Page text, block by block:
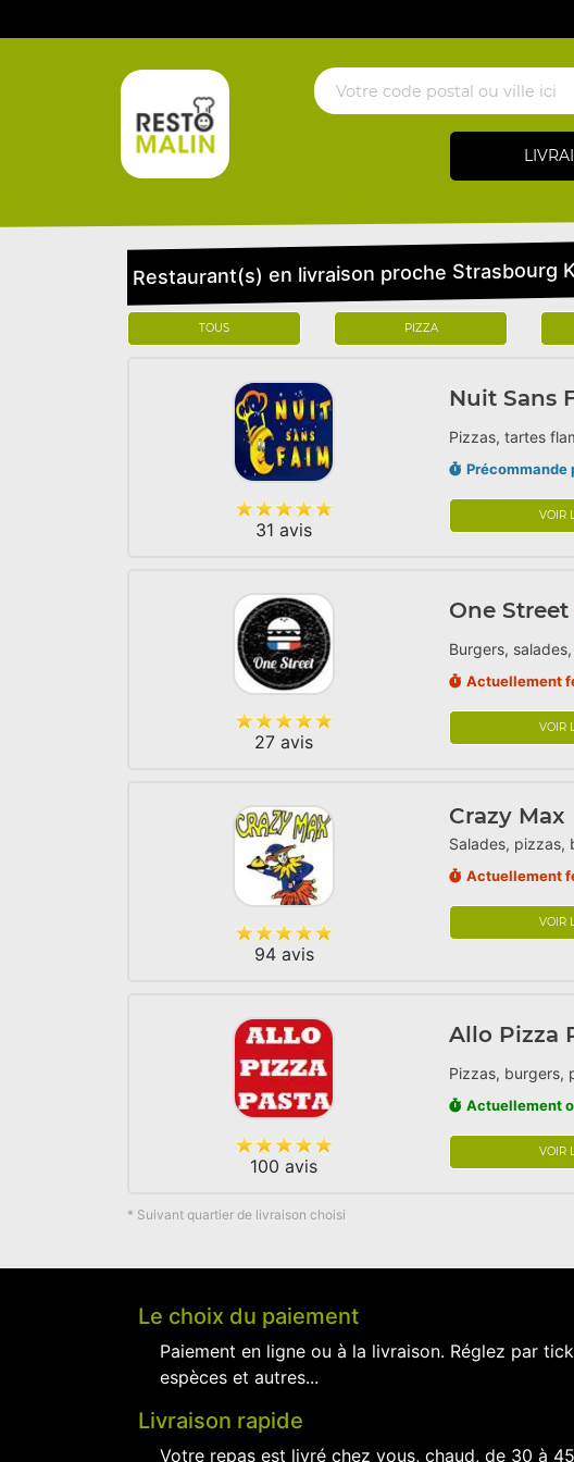
Restaurant(s) en livraison proche Strasbourg
TOUS PIZZA
31 avis
Nuit Sans
Pizzas, tartes
Précommande
VOIR
27 avis
One Street
Burgers,
Actuellement
VOIR
94 avis
Crazy Max
Salades, pizzas,
Actuellement
VOIR
100 avis
Allo Pizza
Pizzas, burgers,
Actuellement
VOIR
* Suivant quartier de livraison choisi
Le choix du paiement
Paiement en ligne ou à la livraison. Réglez par
espèces et autres...
Livraison rapide
Votre repas est livré chez vous, chaud, de 30 à